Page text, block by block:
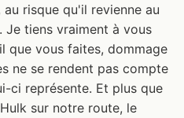
risque qu'il revienne au
Je tiens vraiment à vous
que vous faites, dommage
ne se rendent pas compte
ci représente. Et plus que
sur notre route, le